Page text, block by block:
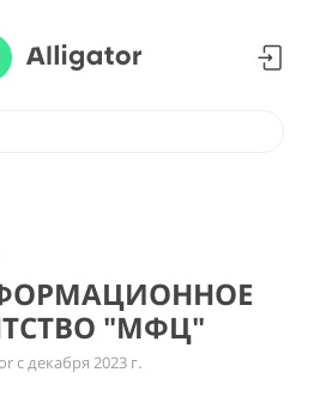
"МФЦ"
с декабря 2023 г.